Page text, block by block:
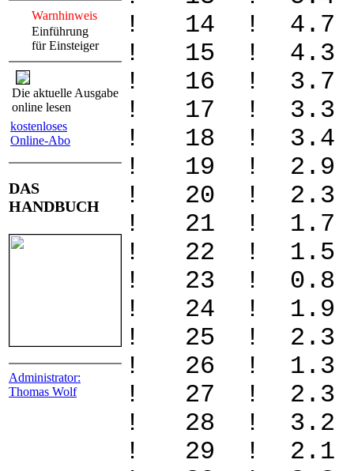
Warnhinweis
Einführung
für Einsteiger
Die aktuelle Ausgabe
online lesen
kostenloses
Online-Abo
DAS
HANDBUCH
Administrator:
Thomas Wolf
! 14 ! 4.7
! 15 ! 4.3
! 16 ! 3.7
! 17 ! 3.3
! 18 ! 3.4
! 19 ! 2.9
! 20 ! 2.3
! 21 ! 1.7
! 22 ! 1.5
! 23 ! 0.8
! 24 ! 1.9
! 25 ! 2.3
! 26 ! 1.3
! 27 ! 2.3
! 28 ! 3.2
! 29 ! 2.1